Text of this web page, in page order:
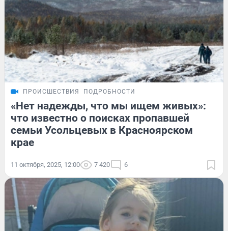
ПРОИСШЕСТВИЯ ПОДРОБНОСТИ
«Нет надежды, что мы ищем живых»:
что известно о поисках пропавшей
семьи Усольцевых в Красноярском
крае
11 октября, 2025, 12:00 7 420 6